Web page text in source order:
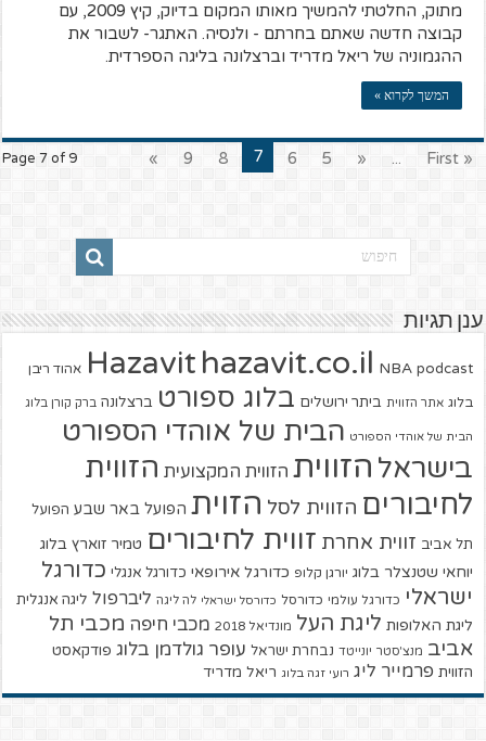
מתוק, החלטתי להמשיך מאותו המקום בדיוק, קיץ 2009, עם
קבוצה חדשה שאתם בחרתם - ולנסיה. האתגר- לשבור את
ההגמוניה של ריאל מדריד וברצלונה בליגה הספרדית.
המשך לקרוא »
Page 7 of 9 « First
...
«
5
6
7
8
9
»
ענן תגיות
Hazavit hazavit.co.il NBA podcast אהוד ריבן
בלוג אתר הזווית ביתר ירושלים בלוג ספורט ברצלונה ברק קורן בלוג
הבית של אוהדי הספורט הבית של אוהדי הספורט
בישראל הזווית הזווית המקצועית הזווית
לחיבורים הזווית לסל הזוית הפועל באר שבע הפועל
תל אביב זווית אחרת זווית לחיבורים טמיר זוארץ בלוג
יוחאי שטנצלר בלוג יורגן קלופ כדורגל אירופאי כדורגל אנגלי כדורגל
ישראלי כדורגל עולמי כדורסל כדורסל ישראלי לה ליגה ליברפול ליגה אנגלית
ליגת האלופות ליגת העל מונדיאל 2018 מכבי חיפה מכבי תל
אביב מנצ'סטר יונייטד נבחרת ישראל עופר גולדמן בלוג פודקאסט
הזווית פרמייר ליג רועי זגה בלוג ריאל מדריד